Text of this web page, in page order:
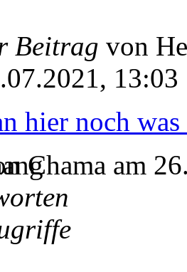
Beitrag von
13:03
hier noch was
Chama am